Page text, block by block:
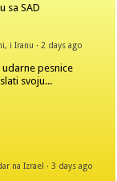
sa SAD
i Iranu · 2 days ago
udarne pesnice
svoju...
na Izrael ·3 days ago